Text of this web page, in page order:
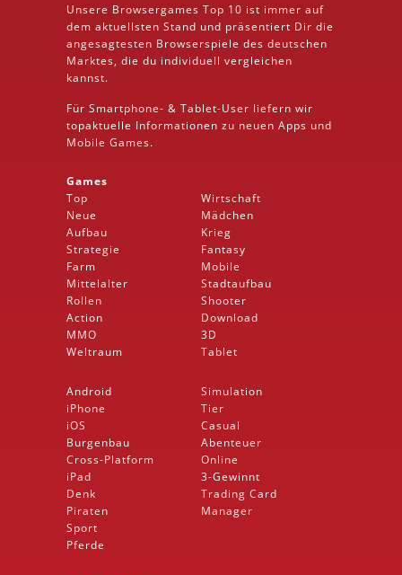
Unsere Browsergames Top 10 ist immer auf
dem aktuellsten Stand und präsentiert Dir die
angesagtesten Browserspiele des deutschen
Marktes, die du individuell vergleichen
kannst.
Für Smartphone- & Tablet-User liefern wir
topaktuelle Informationen zu neuen Apps und
Mobile Games.
Games
Top
Neue
Aufbau
Strategie
Farm
Mittelalter
Rollen
Action
MMO
Weltraum
Wirtschaft
Mädchen
Krieg
Fantasy
Mobile
Stadtaufbau
Shooter
Download
3D
Tablet
Android
iPhone
iOS
Burgenbau
Cross-Platform
iPad
Denk
Piraten
Sport
Pferde
Simulation
Tier
Casual
Abenteuer
Online
3-Gewinnt
Trading Card
Manager